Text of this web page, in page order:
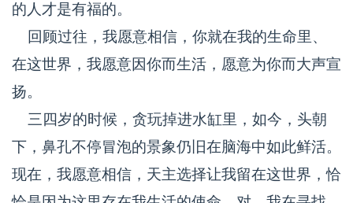
的人才是有福的。
回顾过往，我愿意相信，你就在我的生命里、
在这世界，我愿意因你而生活，愿意为你而大声宣
扬。
三四岁的时候，贪玩掉进水缸里，如今，头朝
下，鼻孔不停冒泡的景象仍旧在脑海中如此鲜活。
现在，我愿意相信，天主选择让我留在这世界，恰